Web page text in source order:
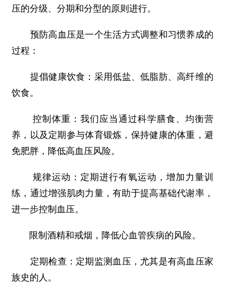
压的分级、分期和分型的原则进行。
预防高血压是一个生活方式调整和习惯养成的
过程：
提倡健康饮食：采用低盐、低脂肪、高纤维的
饮食。
控制体重：我们应当通过科学膳食、均衡营
养，以及定期参与体育锻炼，保持健康的体重，避
免肥胖，降低高血压风险。
规律运动：定期进行有氧运动，增加力量训
练，通过增强肌肉力量，有助于提高基础代谢率，
进一步控制血压。
限制酒精和戒烟，降低心血管疾病的风险。
定期检查：定期监测血压，尤其是有高血压家
族史的人。